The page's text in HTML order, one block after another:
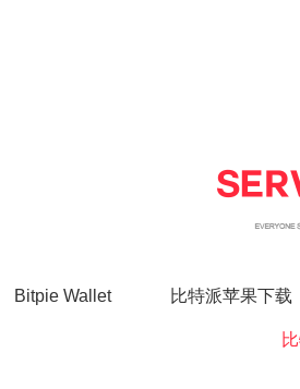
Bitpie Wallet 比特派苹果下载